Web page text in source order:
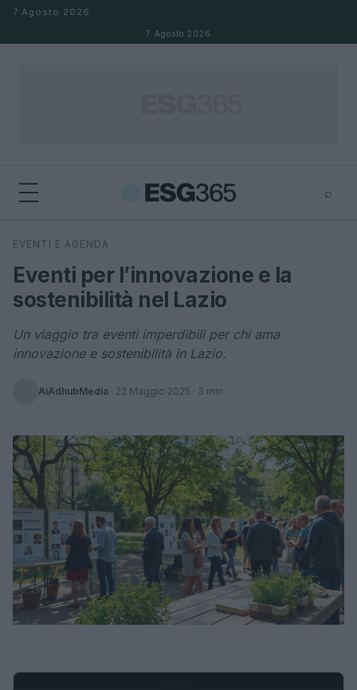
Salta al contenuto
7 Agosto 2026
7 Agosto 2026
⌕
Cerca
EVENTI E AGENDA
Eventi per l’innovazione e la
sostenibilità nel Lazio
Un viaggio tra eventi imperdibili per chi ama
innovazione e sostenibilità in Lazio.
AiAdhubMedia · 22 Maggio 2025 · 3 min